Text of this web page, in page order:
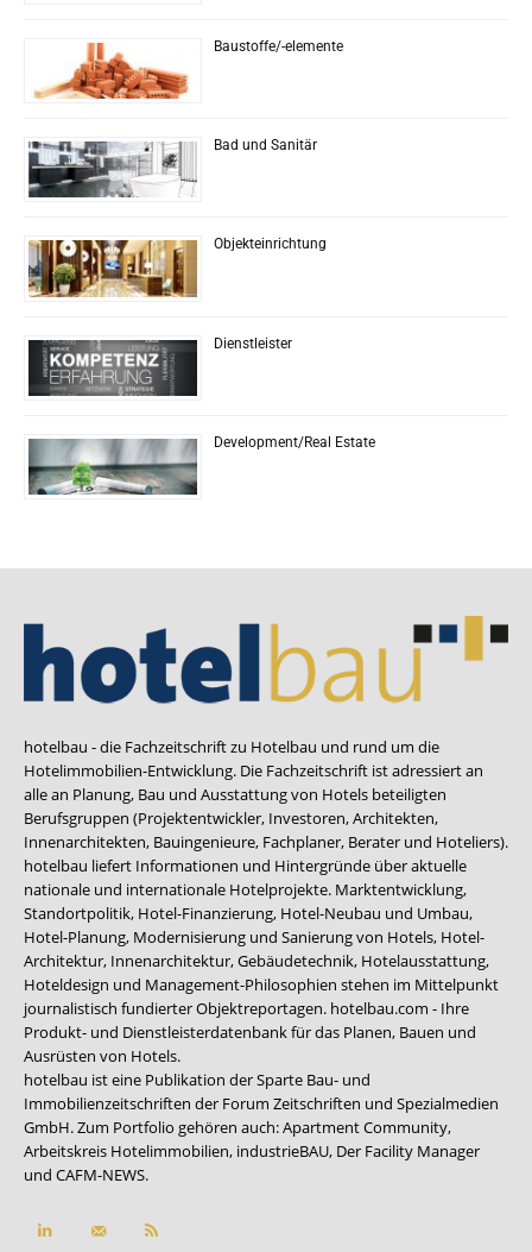
Baustoffe/-elemente
Bad und Sanitär
Objekteinrichtung
Dienstleister
Development/Real Estate
hotelbau - die Fachzeitschrift zu Hotelbau und rund um die
Hotelimmobilien-Entwicklung. Die Fachzeitschrift ist adressiert an
alle an Planung, Bau und Ausstattung von Hotels beteiligten
Berufsgruppen (Projektentwickler, Investoren, Architekten,
Innenarchitekten, Bauingenieure, Fachplaner, Berater und Hoteliers).
hotelbau liefert Informationen und Hintergründe über aktuelle
nationale und internationale Hotelprojekte. Marktentwicklung,
Standortpolitik, Hotel-Finanzierung, Hotel-Neubau und Umbau,
Hotel-Planung, Modernisierung und Sanierung von Hotels, Hotel-
Architektur, Innenarchitektur, Gebäudetechnik, Hotelausstattung,
Hoteldesign und Management-Philosophien stehen im Mittelpunkt
journalistisch fundierter Objektreportagen. hotelbau.com - Ihre
Produkt- und Dienstleisterdatenbank für das Planen, Bauen und
Ausrüsten von Hotels.
hotelbau ist eine Publikation der Sparte Bau- und
Immobilienzeitschriften der Forum Zeitschriften und Spezialmedien
GmbH. Zum Portfolio gehören auch:Apartment Community,
Arbeitskreis Hotelimmobilien, industrieBAU, Der Facility Manager
und CAFM-NEWS.